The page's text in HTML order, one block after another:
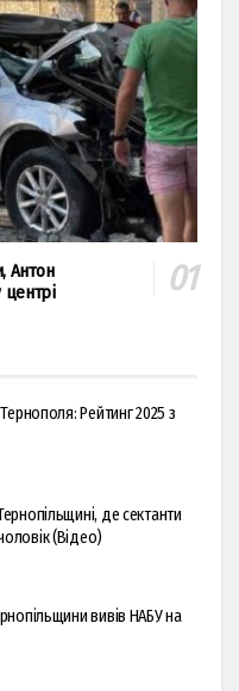
Антон
Рейтинг 2025 з
де сектанти
(Відео)
вивів НАБУ на